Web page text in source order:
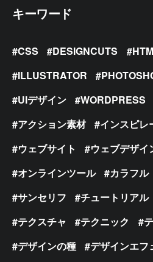
キーワード
CSS DESIGNCUTS
ILLUSTRATOR
UIデザイン
WORDPRESS
アクション素材
インスピレ
ウェブサイト
ウェブデザイ
オンラインツール
カラフル
サンセリフ
チュートリアル
テクスチャ
テクニック
デザインの種
デザインエフ